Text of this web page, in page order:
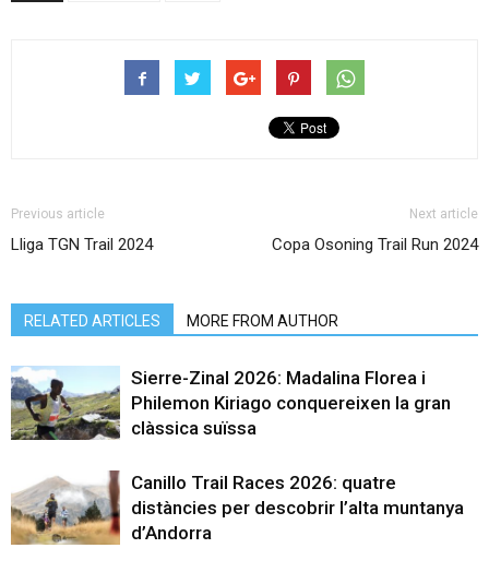
Previous article
Lliga TGN Trail 2024
Next article
Copa Osoning Trail Run 2024
RELATED ARTICLES MORE FROM AUTHOR
Sierre-Zinal 2026: Madalina Florea i
Philemon Kiriago conquereixen la gran
clàssica suïssa
Canillo Trail Races 2026: quatre
distàncies per descobrir l’alta muntanya
d’Andorra